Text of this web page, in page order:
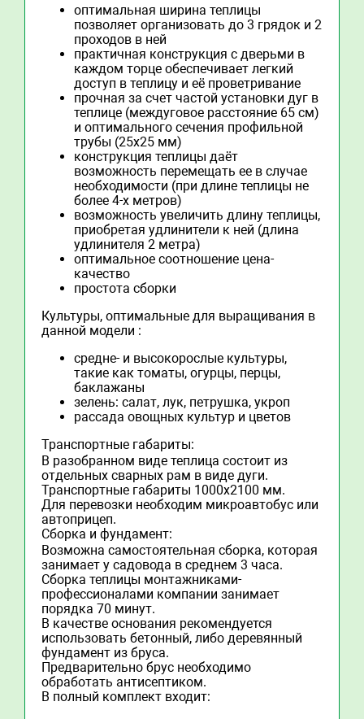
оптимальная ширина теплицы
позволяет организовать до 3 грядок и 2
проходов в ней
практичная конструкция с дверьми в
каждом торце обеспечивает легкий
доступ в теплицу и её проветривание
прочная за счет частой установки дуг в
теплице (междуговое расстояние 65 см)
и оптимального сечения профильной
трубы (25х25 мм)
конструкция теплицы даёт
возможность перемещать ее в случае
необходимости (при длине теплицы не
более 4-х метров)
возможность увеличить длину теплицы,
приобретая удлинители к ней (длина
удлинителя 2 метра)
оптимальное соотношение цена-
качество
простота сборки
Культуры, оптимальные для выращивания в
данной модели :
средне- и высокорослые культуры,
такие как томаты, огурцы, перцы,
баклажаны
зелень: салат, лук, петрушка, укроп
рассада овощных культур и цветов
Транспортные габариты:
В разобранном виде теплица состоит из
отдельных сварных рам в виде дуги.
Транспортные габариты 1000х2100 мм.
Для перевозки необходим микроавтобус или
автоприцеп.
Сборка и фундамент:
Возможна самостоятельная сборка, которая
занимает у садовода в среднем 3 часа.
Сборка теплицы монтажниками-
профессионалами компании занимает
порядка 70 минут.
В качестве основания рекомендуется
использовать бетонный, либо деревянный
фундамент из бруса.
Предварительно брус необходимо
обработать антисептиком.
В полный комплект входит: